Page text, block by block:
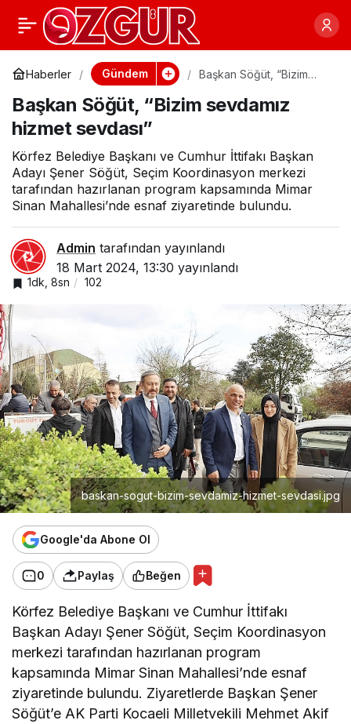
Haberler Gündem
Başkan Söğüt, “Bizim
sevdası”
Başkan Söğüt, “Bizim sevdamız
hizmet sevdası”
Körfez Belediye Başkanı ve Cumhur İttifakı Başkan
Adayı Şener Söğüt, Seçim Koordinasyon merkezi
tarafından hazırlanan program kapsamında Mimar
Sinan Mahallesi’nde esnaf ziyaretinde bulundu.
Admin tarafından yayınlandı
18 Mart 2024, 13:30 yayınlandı
1dk, 8sn 102
baskan-sogut-bizim-sevdamiz-hizmet-sevdasi.jpg
Google'da Abone Ol
0 Paylaş Beğen
Körfez Belediye Başkanı ve Cumhur İttifakı
Başkan Adayı Şener Söğüt, Seçim Koordinasyon
merkezi tarafından hazırlanan program
kapsamında Mimar Sinan Mahallesi’nde esnaf
ziyaretinde bulundu. Ziyaretlerde Başkan Şener
Söğüt’e AK Parti Kocaeli Milletvekili Mehmet Akif
İbrahim Şirin, “El ve
gönül birliğiyle
çalışacağız”
Paylaş